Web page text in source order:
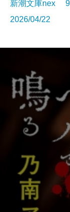
新潮文庫nex
2026/04/22